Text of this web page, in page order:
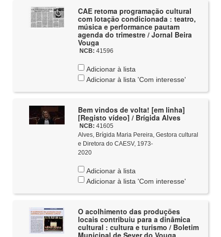
CAE retoma programação cultural
com lotação condicionada : teatro,
música e performance pautam
agenda do trimestre / Jornal Beira
Vouga
NCB: 41596
Adicionar à lista
Adicionar à lista 'Com interesse'
Bem vindos de volta! [em linha]
[Registo vídeo] / Brígida Alves
NCB: 41605
Alves, Brígida Maria Pereira, Gestora cultural
e Diretora do CAESV, 1973-
2020
Adicionar à lista
Adicionar à lista 'Com interesse'
O acolhimento das produções
locais contribuiu para a dinâmica
cultural : cultura e turismo / Boletim
Municipal de Sever do Vouga